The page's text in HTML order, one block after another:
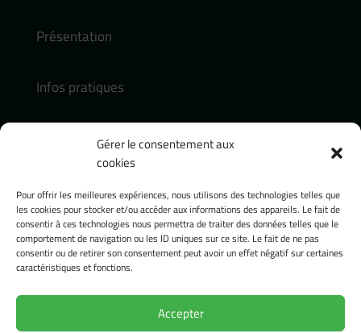
Gérer le consentement aux
cookies
Pour offrir les meilleures expériences, nous utilisons des technologies telles que
les cookies pour stocker et/ou accéder aux informations des appareils. Le fait de
consentir à ces technologies nous permettra de traiter des données telles que le
comportement de navigation ou les ID uniques sur ce site. Le fait de ne pas
consentir ou de retirer son consentement peut avoir un effet négatif sur certaines
caractéristiques et fonctions.
Accepter
Présentation
Infos pratiques
Contact :
contact@presence-pasteur.fr
Tel : 04 32 74 18 54
Réseaux sociaux :